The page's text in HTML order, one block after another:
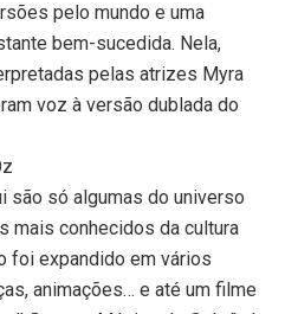
pelo mundo e uma
bem-sucedida. Nela,
pelas atrizes Myra
voz à versão dublada do
são só algumas do universo
mais conhecidos da cultura
foi expandido em vários
animações… e até um filme